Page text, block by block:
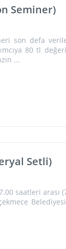
Seminer)
son defa
80 tl
...
Setli)
saatleri arası